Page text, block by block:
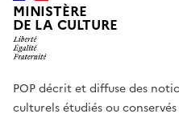
MINISTÈRE
DE LA CULTURE
POP décrit et diffuse des
culturels étudiés ou